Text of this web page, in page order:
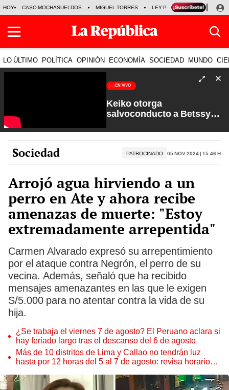
HOY CASO MOCHASUELDOS MIGUEL TORRES LEY PULPÍN PRECIO DEL
LO ÚLTIMO POLÍTICA OPINIÓN ECONOMÍA SOCIEDAD MUNDO
EN VIVO
Keiko otorga
salvoconducto a Betssy
Petroperú | Sin Guion con
Rosa María Palacios
Sociedad PATROCINADO 05 Nov 2024 | 15:46 h
Arrojó agua hirviendo a un
perro en Ate y ahora recibe
amenazas de muerte: "Estoy
extremadamente arrepentida"
Carmen Alvarado expresó su arrepentimiento
por el ataque contra Negrón, el perro de su
vecina. Además, señaló que ha recibido
mensajes amenazantes en las que le exigen
S/5.000 para no atentar contra la vida de su
hija.
¿Se trabaja el viernes 7 de agosto? El Peruano aclara si
hay feriado largo tras el descanso del 6 de agosto
Más de 10 distritos de Lima y Callao no tendrán luz
hasta por 12 horas del 5 al 7 de agosto: revisa horarios y